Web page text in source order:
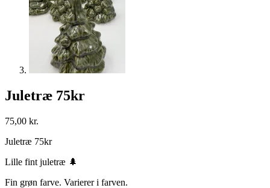
Juletræ 75kr
75,00 kr.
Juletræ 75kr
Lille fint juletræ 🌲
Fin grøn farve. Varierer i farven.